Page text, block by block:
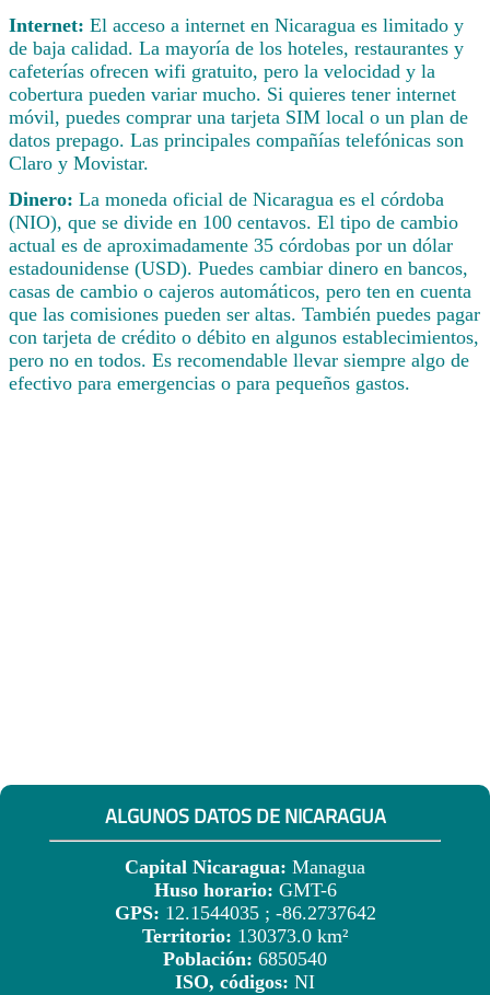
Internet: El acceso a internet en Nicaragua es limitado y
de baja calidad. La mayoría de los hoteles, restaurantes y
cafeterías ofrecen wifi gratuito, pero la velocidad y la
cobertura pueden variar mucho. Si quieres tener internet
móvil, puedes comprar una tarjeta SIM local o un plan de
datos prepago. Las principales compañías telefónicas son
Claro y Movistar.
Dinero: La moneda oficial de Nicaragua es el córdoba
(NIO), que se divide en 100 centavos. El tipo de cambio
actual es de aproximadamente 35 córdobas por un dólar
estadounidense (USD). Puedes cambiar dinero en bancos,
casas de cambio o cajeros automáticos, pero ten en cuenta
que las comisiones pueden ser altas. También puedes pagar
con tarjeta de crédito o débito en algunos establecimientos,
pero no en todos. Es recomendable llevar siempre algo de
efectivo para emergencias o para pequeños gastos.
ALGUNOS DATOS DE NICARAGUA
Capital Nicaragua: Managua
Huso horario: GMT-6
GPS: 12.1544035 ; -86.2737642
Territorio: 130373.0 km²
Población: 6850540
ISO, códigos: NI